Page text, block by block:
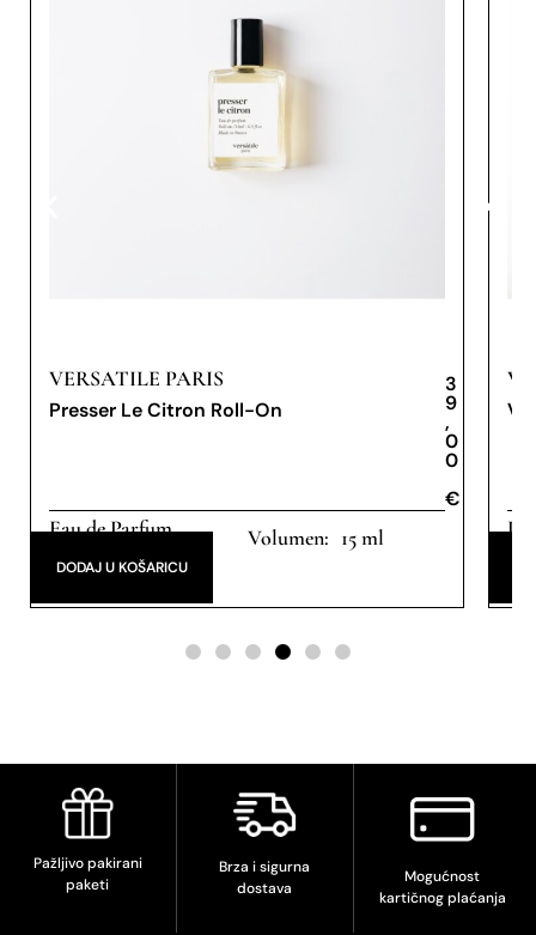
VERSATILE PARIS
Presser Le Citron Roll-On
3
9
,
0
0
€
Eau de Parfum 15 ml
DODAJ U KOŠARICU
Pažljivo pakirani
paketi
Brza i sigurna
dostava
Mogućnost
kartičnog plaćanja